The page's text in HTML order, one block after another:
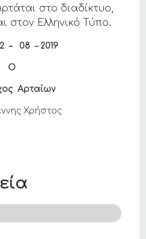
στο διαδίκτυο,
Ελληνικό Τύπο.
– 08 – 2019
Ο
Αρταίων
Χρήστος